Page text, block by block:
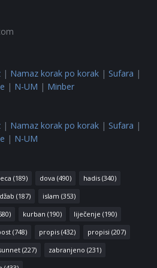
| Namaz korak po korak | Sufara |
| N-UM | Minber
| Namaz korak po korak | Sufara |
| N-UM
(189) dova (490) hadis (340)
(187) islam (353)
kurban (190) liječenje (190)
(748) propis (432) propisi (207)
(227) zabranjeno (231)